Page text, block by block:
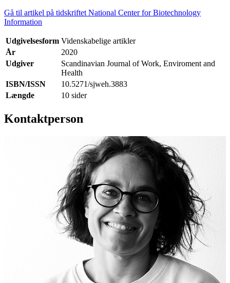
Gå til artikel på tidskriftet National Center for Biotechnology
Information
Udgivelsesform Videnskabelige artikler
År
2020
Udgiver
Scandinavian Journal of Work, Enviroment and
Health
ISBN/ISSN
10.5271/sjweh.3883
Længde
10 sider
Kontaktperson